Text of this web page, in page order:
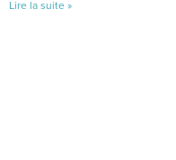
Lire la suite »